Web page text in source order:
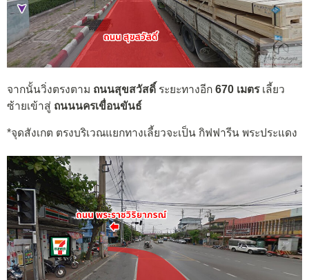
จากนั้นวิ่งตรงตาม ถนนสุขสวัสดิ์ ระยะทางอีก 670 เมตรเลี้ยว
ซ้ายเข้าสู่ ถนนนครเขื่อนขันธ์
*จุดสังเกต ตรงบริเวณแยกทางเลี้ยวจะเป็น กิฟฟารีน พระประแดง